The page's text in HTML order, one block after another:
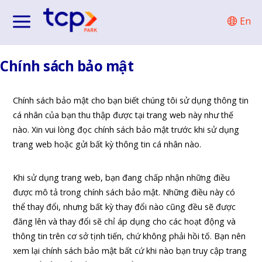
đến
dung
En
Chính sách bảo mật
Chính sách bảo mật cho bạn biết chúng tôi sử dụng thông tin
cá nhân của bạn thu thập được tại trang web này như thế
nào. Xin vui lòng đọc chính sách bảo mật trước khi sử dụng
trang web hoặc gửi bất kỳ thông tin cá nhân nào.
Khi sử dụng trang web, bạn đang chấp nhận những điều
được mô tả trong chính sách bảo mật. Những điều này có
thể thay đổi, nhưng bất kỳ thay đổi nào cũng đều sẽ được
đăng lên và thay đổi sẽ chỉ áp dụng cho các hoạt động và
thông tin trên cơ sở tịnh tiến, chứ không phải hồi tố. Bạn nên
xem lại chính sách bảo mật bất cứ khi nào bạn truy cập trang